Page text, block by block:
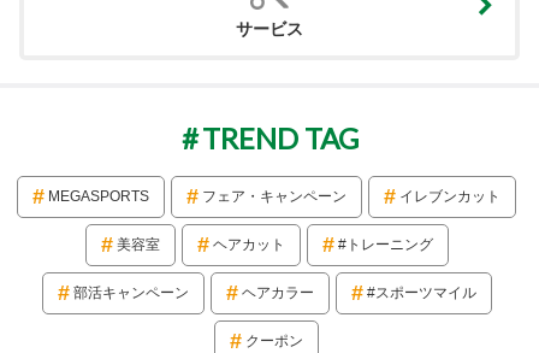
サービス
TREND TAG
MEGASPORTS フェア・キャンペーン イレブンカット
美容室 ヘアカット #トレーニング
部活キャンペーン ヘアカラー #スポーツマイル
クーポン